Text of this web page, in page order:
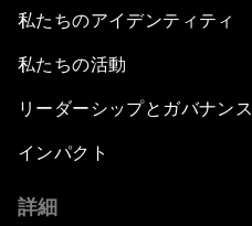
私たちのアイデンティティ
私たちの活動
リーダーシップとガバナンス
インパクト
詳細